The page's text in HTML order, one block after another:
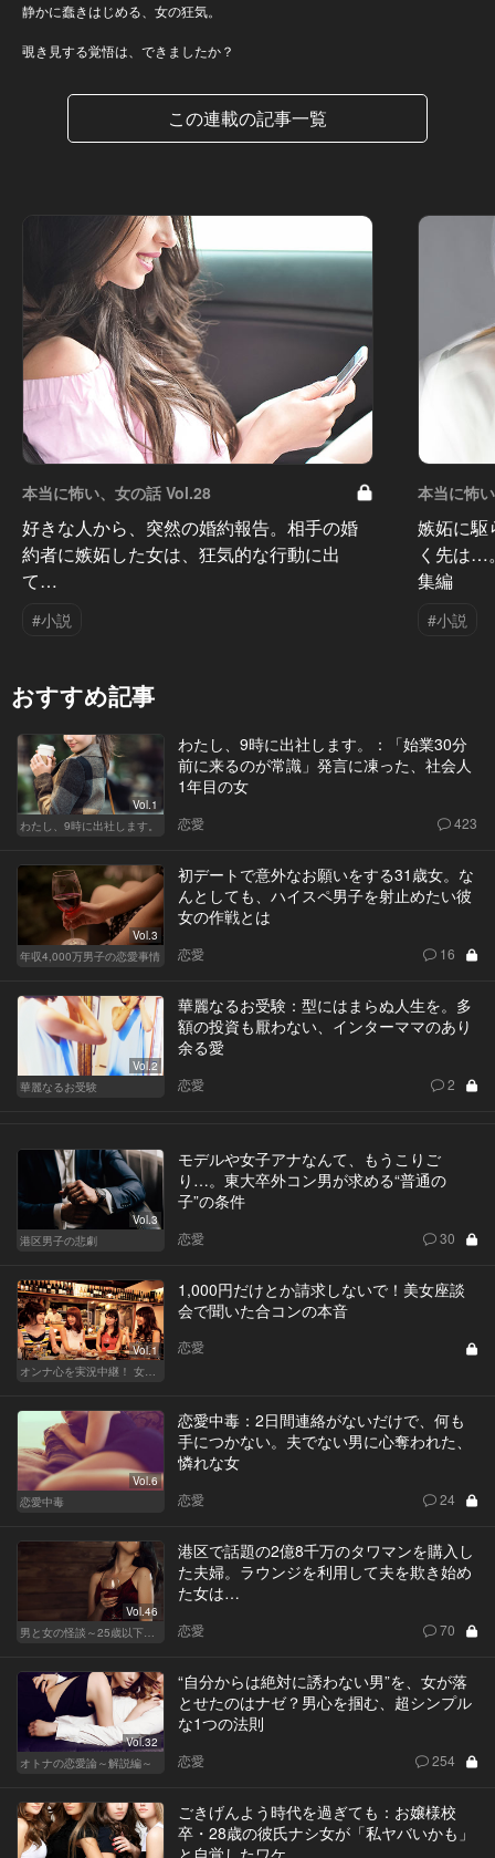
静かに蠢きはじめる、女の狂気。
覗き見する覚悟は、できましたか？
この連載の記事一覧
本当に怖い、女の話 Vol.28
好きな人から、突然の婚約報告。相手の婚
約者に嫉妬した女は、狂気的な行動に出
て…
#小説
本当に怖
嫉妬に駆
く先は…
集編
#小説
おすすめ記事
Vol.1
わたし、9時に出社します。
わたし、9時に出社します。：「始業30分
前に来るのが常識」発言に凍った、社会人
1年目の女
恋愛 423
Vol.3
年収4,000万男子の恋愛事情
初デートで意外なお願いをする31歳女。な
んとしても、ハイスペ男子を射止めたい彼
女の作戦とは
恋愛 16
Vol.2
華麗なるお受験
華麗なるお受験：型にはまらぬ人生を。多
額の投資も厭わない、インターママのあり
余る愛
恋愛 2
Vol.3
港区男子の悲劇
モデルや女子アナなんて、もうこりご
り…。東大卒外コン男が求める“普通の
子”の条件
恋愛 30
Vol.1
オンナ心を実況中継！ 女性が嬉しい合コンの法則 & 使える合コン酒場
1,000円だけとか請求しないで！美女座談
会で聞いた合コンの本音
恋愛
Vol.6
恋愛中毒
恋愛中毒：2日間連絡がないだけで、何も
手につかない。夫でない男に心奪われた、
憐れな女
恋愛 24
Vol.46
男と女の怪談～25歳以下閲覧禁止～
港区で話題の2億8千万のタワマンを購入し
た夫婦。ラウンジを利用して夫を欺き始め
た女は…
恋愛 70
Vol.32
オトナの恋愛論～解説編～
“自分からは絶対に誘わない男”を、女が落
とせたのはナゼ？男心を掴む、超シンプル
な1つの法則
恋愛 254
ごきげんよう時代を過ぎても：お嬢様校
卒・28歳の彼氏ナシ女が「私ヤバいかも」